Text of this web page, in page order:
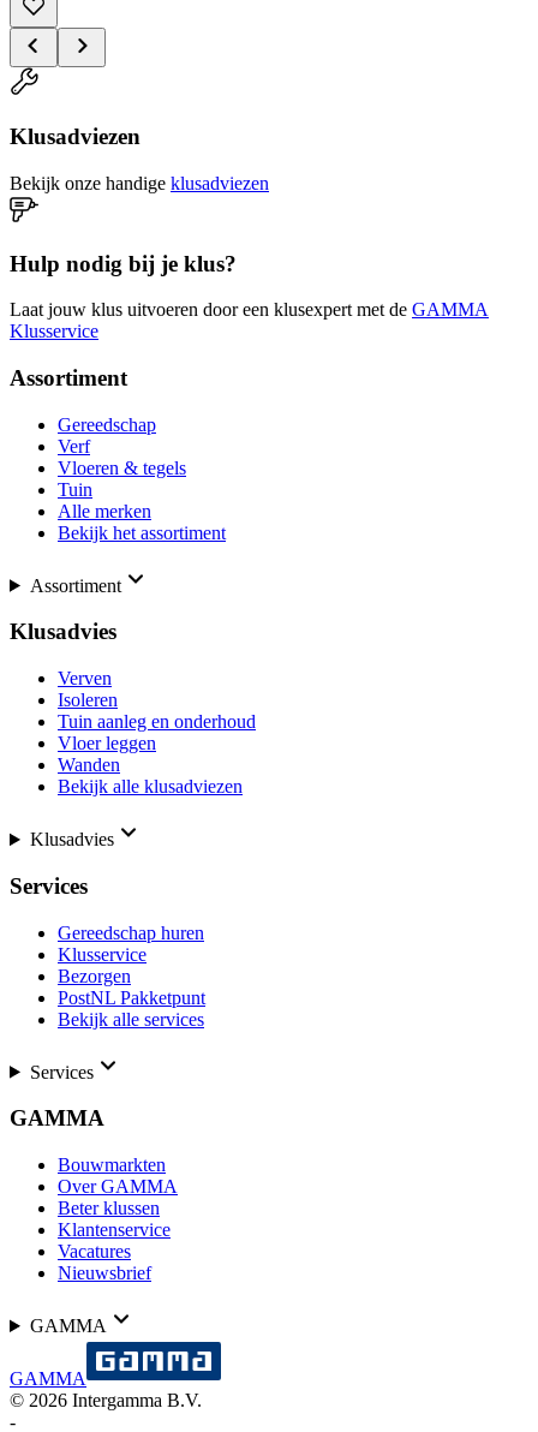
Klusadviezen
Bekijk onze handige klusadviezen
Hulp nodig bij je klus?
Laat jouw klus uitvoeren door een klusexpert met de GAMMA
Klusservice
Assortiment
Gereedschap
Verf
Vloeren & tegels
Tuin
Alle merken
Bekijk het assortiment
Assortiment
Klusadvies
Verven
Isoleren
Tuin aanleg en onderhoud
Vloer leggen
Wanden
Bekijk alle klusadviezen
Klusadvies
Services
Gereedschap huren
Klusservice
Bezorgen
PostNL Pakketpunt
Bekijk alle services
Services
GAMMA
Bouwmarkten
Over GAMMA
Beter klussen
Klantenservice
Vacatures
Nieuwsbrief
GAMMA
GAMMA
© 2026 Intergamma B.V.
-